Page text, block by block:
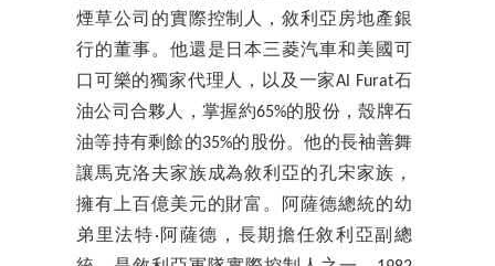
煙草公司的實際控制人，敘利亞房地產銀
行的董事。他還是日本三菱汽車和美國可
口可樂的獨家代理人，以及一家Al Furat石
油公司合夥人，掌握約65%的股份，殼牌石
油等持有剩餘的35%的股份。他的長袖善舞
讓馬克洛夫家族成為敘利亞的孔宋家族，
擁有上百億美元的財富。阿薩德總統的幼
弟里法特·阿薩德，長期擔任敘利亞副總